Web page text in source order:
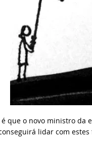
que o novo ministro da
lidar com estes